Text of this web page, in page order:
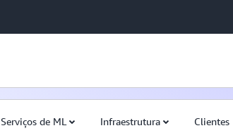
Serviços de ML Infraestrutura Clientes